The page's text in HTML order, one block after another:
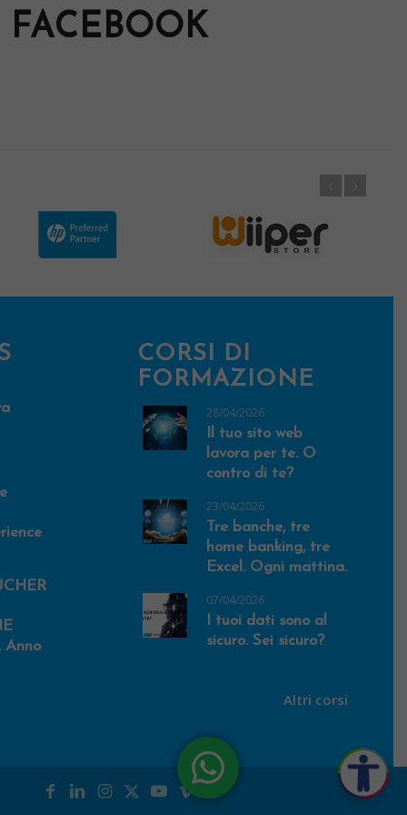
FACEBOOK
Anno
CORSI DI
FORMAZIONE
28/04/2026
Il tuo sito web
lavora per te. O
contro di te?
23/04/2026
Tre banche, tre
home banking, tre
Excel. Ogni mattina.
07/04/2026
I tuoi dati sono al
sicuro. Sei sicuro?
Altri corsi